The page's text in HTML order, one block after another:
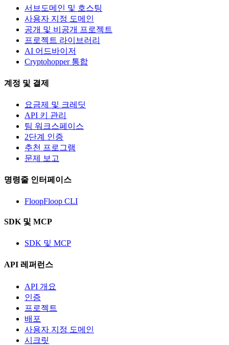
서브도메인 및 호스팅
사용자 지정 도메인
공개 및 비공개 프로젝트
프로젝트 라이브러리
AI 어드바이저
Cryptohopper 통합
계정 및 결제
요금제 및 크레딧
API 키 관리
팀 워크스페이스
2단계 인증
추천 프로그램
문제 보고
명령줄 인터페이스
FloopFloop CLI
SDK 및 MCP
SDK 및 MCP
API 레퍼런스
API 개요
인증
프로젝트
배포
사용자 지정 도메인
시크릿